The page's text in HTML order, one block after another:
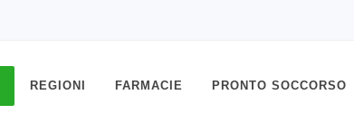
REGIONI FARMACIE PRONTO SOCCORSO